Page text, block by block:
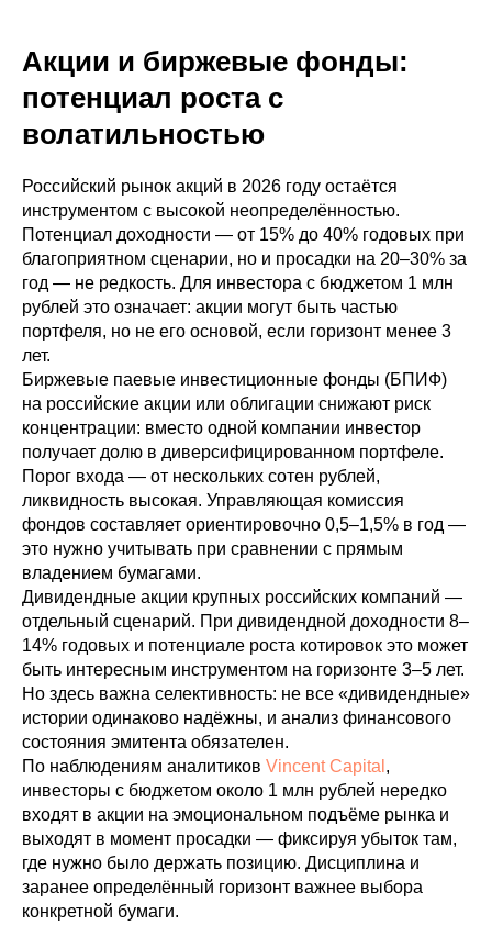
Акции и биржевые фонды:
потенциал роста с
волатильностью
Российский рынок акций в 2026 году остаётся
инструментом с высокой неопределённостью.
Потенциал доходности — от 15% до 40% годовых при
благоприятном сценарии, но и просадки на 20–30% за
год — не редкость. Для инвестора с бюджетом 1 млн
рублей это означает: акции могут быть частью
портфеля, но не его основой, если горизонт менее 3
лет.
Биржевые паевые инвестиционные фонды (БПИФ)
на российские акции или облигации снижают риск
концентрации: вместо одной компании инвестор
получает долю в диверсифицированном портфеле.
Порог входа — от нескольких сотен рублей,
ликвидность высокая. Управляющая комиссия
фондов составляет ориентировочно 0,5–1,5% в год —
это нужно учитывать при сравнении с прямым
владением бумагами.
Дивидендные акции крупных российских компаний —
отдельный сценарий. При дивидендной доходности 8–
14% годовых и потенциале роста котировок это может
быть интересным инструментом на горизонте 3–5 лет.
Но здесь важна селективность: не все «дивидендные»
истории одинаково надёжны, и анализ финансового
состояния эмитента обязателен.
По наблюдениям аналитиков Vincent Capital ,
инвесторы с бюджетом около 1 млн рублей нередко
входят в акции на эмоциональном подъёме рынка и
выходят в момент просадки — фиксируя убыток там,
где нужно было держать позицию. Дисциплина и
заранее определённый горизонт важнее выбора
конкретной бумаги.